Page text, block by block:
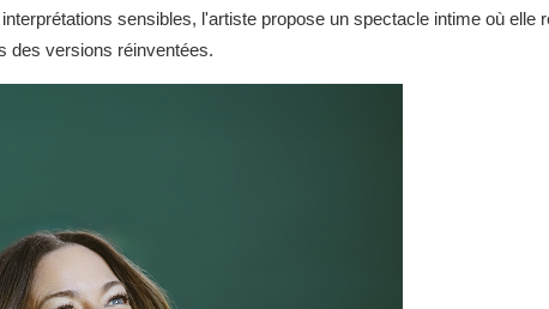
sensibles, l'artiste propose un spectacle intime où elle
des versions réinventées.